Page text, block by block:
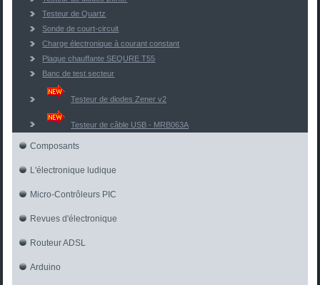
Testeur de Quartz
Sonde de court-circuit
Charge électronique à courant constant
Plaque chauffante SEQURE T55
Banc de test secteur
Testeur de diodes Zener v2
Testeur de câble USB - MRB063A
Composants
L'électronique ludique
Micro-Contrôleurs PIC
Revues d'électronique
Routeur ADSL
Arduino